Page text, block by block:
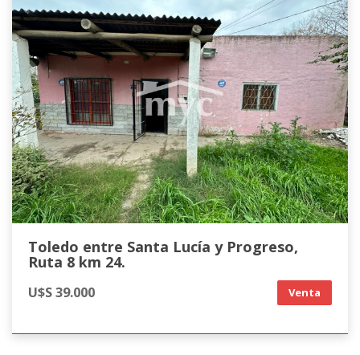
Toledo entre Santa Lucía y Progreso,
Ruta 8 km 24.
U$S 39.000 Venta